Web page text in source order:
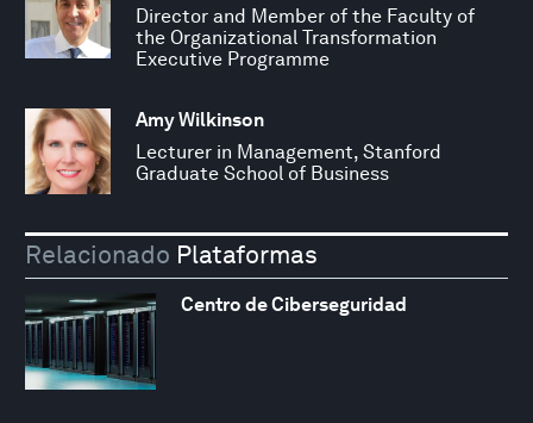
Director and Member of the Faculty of
the Organizational Transformation
Executive Programme
Amy Wilkinson
Lecturer in Management, Stanford
Graduate School of Business
Relacionado Plataformas
Centro de Ciberseguridad